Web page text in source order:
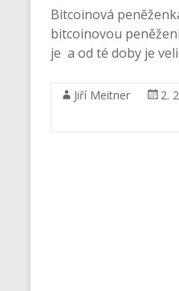
Bitcoinová
bitcoinovou
je a od té doby je
Jiří Meitner 2.